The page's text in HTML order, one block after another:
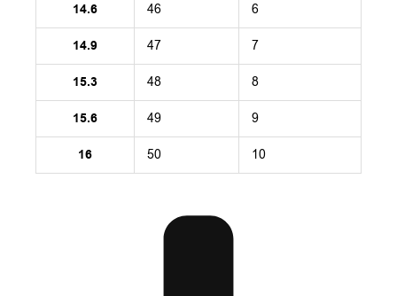
14.6 46 6
14.9 47 7
15.3 48 8
15.6 49 9
16 50 10